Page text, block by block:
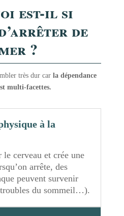
est-il si
de
?
très dur carla dépendance
multi-facettes.
à la
cerveau et crée une
arrête, des
peuvent survenir
du sommeil…).